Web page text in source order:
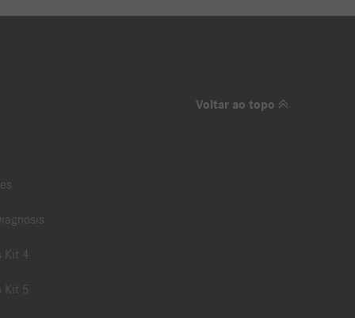
Voltar ao topo
Kit 4
Kit 5